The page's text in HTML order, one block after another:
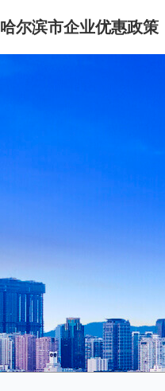
哈尔滨市企业优惠政策